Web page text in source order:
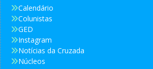
Calendário
Colunistas
GED
Instagram
Notícias da Cruzada
Núcleos